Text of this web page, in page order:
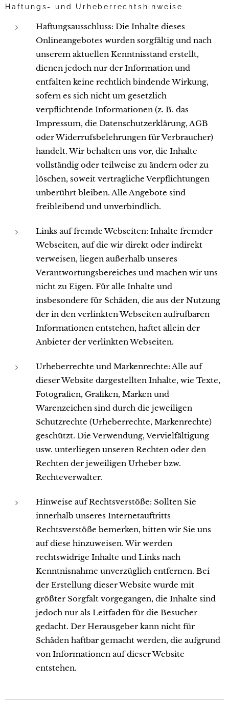
Haftungs- und Urheberrechtshinweise
Haftungsausschluss: Die Inhalte dieses
Onlineangebotes wurden sorgfältig und nach
unserem aktuellen Kenntnisstand erstellt,
dienen jedoch nur der Information und
entfalten keine rechtlich bindende Wirkung,
sofern es sich nicht um gesetzlich
verpflichtende Informationen (z. B. das
Impressum, die Datenschutzerklärung, AGB
oder Widerrufsbelehrungen für Verbraucher)
handelt. Wir behalten uns vor, die Inhalte
vollständig oder teilweise zu ändern oder zu
löschen, soweit vertragliche Verpflichtungen
unberührt bleiben. Alle Angebote sind
freibleibend und unverbindlich.
Links auf fremde Webseiten: Inhalte fremder
Webseiten, auf die wir direkt oder indirekt
verweisen, liegen außerhalb unseres
Verantwortungsbereiches und machen wir uns
nicht zu Eigen. Für alle Inhalte und
insbesondere für Schäden, die aus der Nutzung
der in den verlinkten Webseiten aufrufbaren
Informationen entstehen, haftet allein der
Anbieter der verlinkten Webseiten.
Urheberrechte und Markenrechte: Alle auf
dieser Website dargestellten Inhalte, wie Texte,
Fotografien, Grafiken, Marken und
Warenzeichen sind durch die jeweiligen
Schutzrechte (Urheberrechte, Markenrechte)
geschützt. Die Verwendung, Vervielfältigung
usw. unterliegen unseren Rechten oder den
Rechten der jeweiligen Urheber bzw.
Rechteverwalter.
Hinweise auf Rechtsverstöße: Sollten Sie
innerhalb unseres Internetauftritts
Rechtsverstöße bemerken, bitten wir Sie uns
auf diese hinzuweisen. Wir werden
rechtswidrige Inhalte und Links nach
Kenntnisnahme unverzüglich entfernen. Bei
der Erstellung dieser Website wurde mit
größter Sorgfalt vorgegangen, die Inhalte sind
jedoch nur als Leitfaden für die Besucher
gedacht. Der Herausgeber kann nicht für
Schäden haftbar gemacht werden, die aufgrund
von Informationen auf dieser Website
entstehen.